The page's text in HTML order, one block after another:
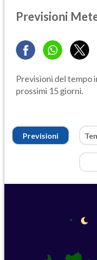
Previsioni
Previsioni del tempo
prossimi 15 giorni.
Previsioni